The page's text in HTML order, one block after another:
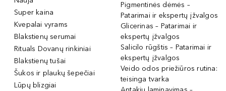
Super kaina
Kvepalai vyrams
Blakstienų serumai
Rituals Dovanų rinkiniai
Blakstienų tušai
Šukos ir plaukų šepečiai
Lūpų blizgiai
Pigmentinės dėmės –
Patarimai ir ekspertų įžvalgos
Glicerinas – Patarimai ir
ekspertų įžvalgos
Salicilo rūgštis – Patarimai ir
ekspertų įžvalgos
Veido odos priežiūros rutina:
teisinga tvarka